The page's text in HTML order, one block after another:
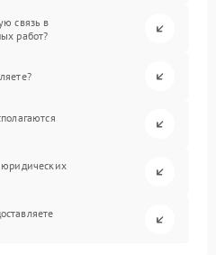
связь в
работ?